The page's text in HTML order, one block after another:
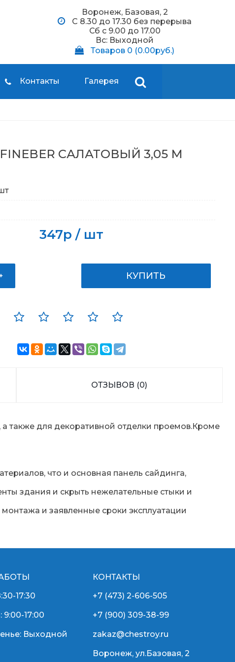
Воронеж, Базовая, 2
С 8.30 до 17.30 без перерыва
Сб c 9.00 до 17.00
Вс: Выходной
Товаров 0 (0.00руб.)
Контакты Галерея
САЛАТОВЫЙ 3,05 М
347р / шт
КУПИТЬ
ОТЗЫВОВ (0)
также для декоративной отделки проемов.Кроме
что и основная панель сайдинга,
здания и скрыть нежелательные стыки и
и заявленные сроки эксплуатации
17:30
9:00-17:00
Выходной
КОНТАКТЫ
+7 (473) 2-606-505
+7 (900) 309-38-99
zakaz@chestroy.ru
Воронеж, ул.Базовая, 2